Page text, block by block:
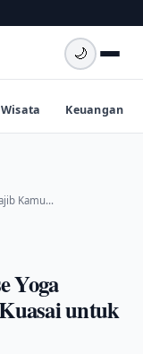
🌙
Wisata Keuangan
Kamu…
Yoga
untuk